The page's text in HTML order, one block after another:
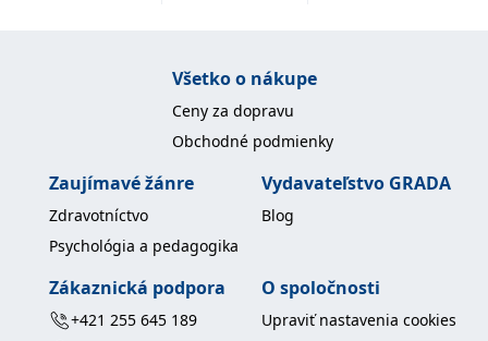
Všetko o nákupe
Ceny za dopravu
Obchodné podmienky
Zaujímavé žánre
Zdravotníctvo
Psychológia a pedagogika
Vydavateľstvo GRADA
Blog
Zákaznická podpora
+421 255 645 189
O spoločnosti
Upraviť nastavenia cookies